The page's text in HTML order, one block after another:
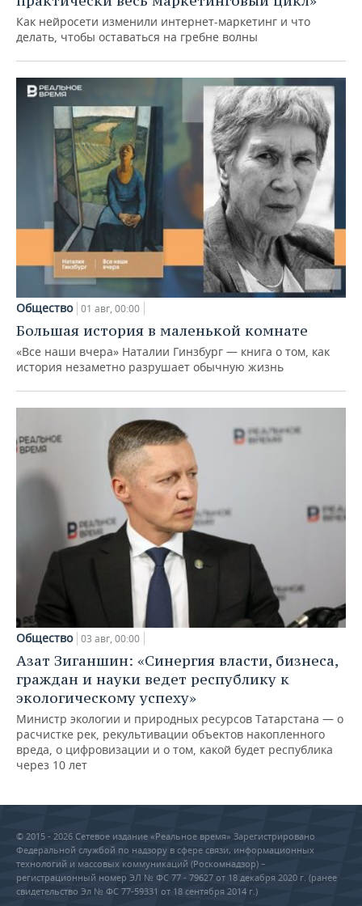
Как нейросети изменили интернет-маркетинг и что
делать, чтобы оставаться на гребне волны
Общество 01 авг, 00:00
Большая история в маленькой комнате
«Все наши вчера» Наталии Гинзбург — книга о том, как
история незаметно разрушает обычную жизнь
Общество 03 авг, 00:00
Азат Зиганшин: «Синергия власти, бизнеса,
граждан и науки ведет республику к
экологическому успеху»
Министр экологии и природных ресурсов Татарстана — о
расчистке рек, рекультивации объектов накопленного
вреда, о цифровизации и о том, какой будет республика
через 10 лет
© 2015 - 2026 Сетевое издание «Реальное время» Зарегистрировано
Федеральной службой по надзору в сфере связи, информационных
технологий и массовых коммуникаций (Роскомнадзор) –
регистрационный номер ЭЛ № ФС 77 - 79627 от 18 декабря 2020 г. (ранее
свидетельство Эл № ФС 77-59331 от 18 сентября 2014 г.)